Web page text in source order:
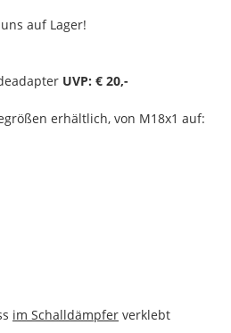
auf Lager!
UVP: € 20,-
erhältlich, von M18x1 auf:
im Schalldämpfer verklebt